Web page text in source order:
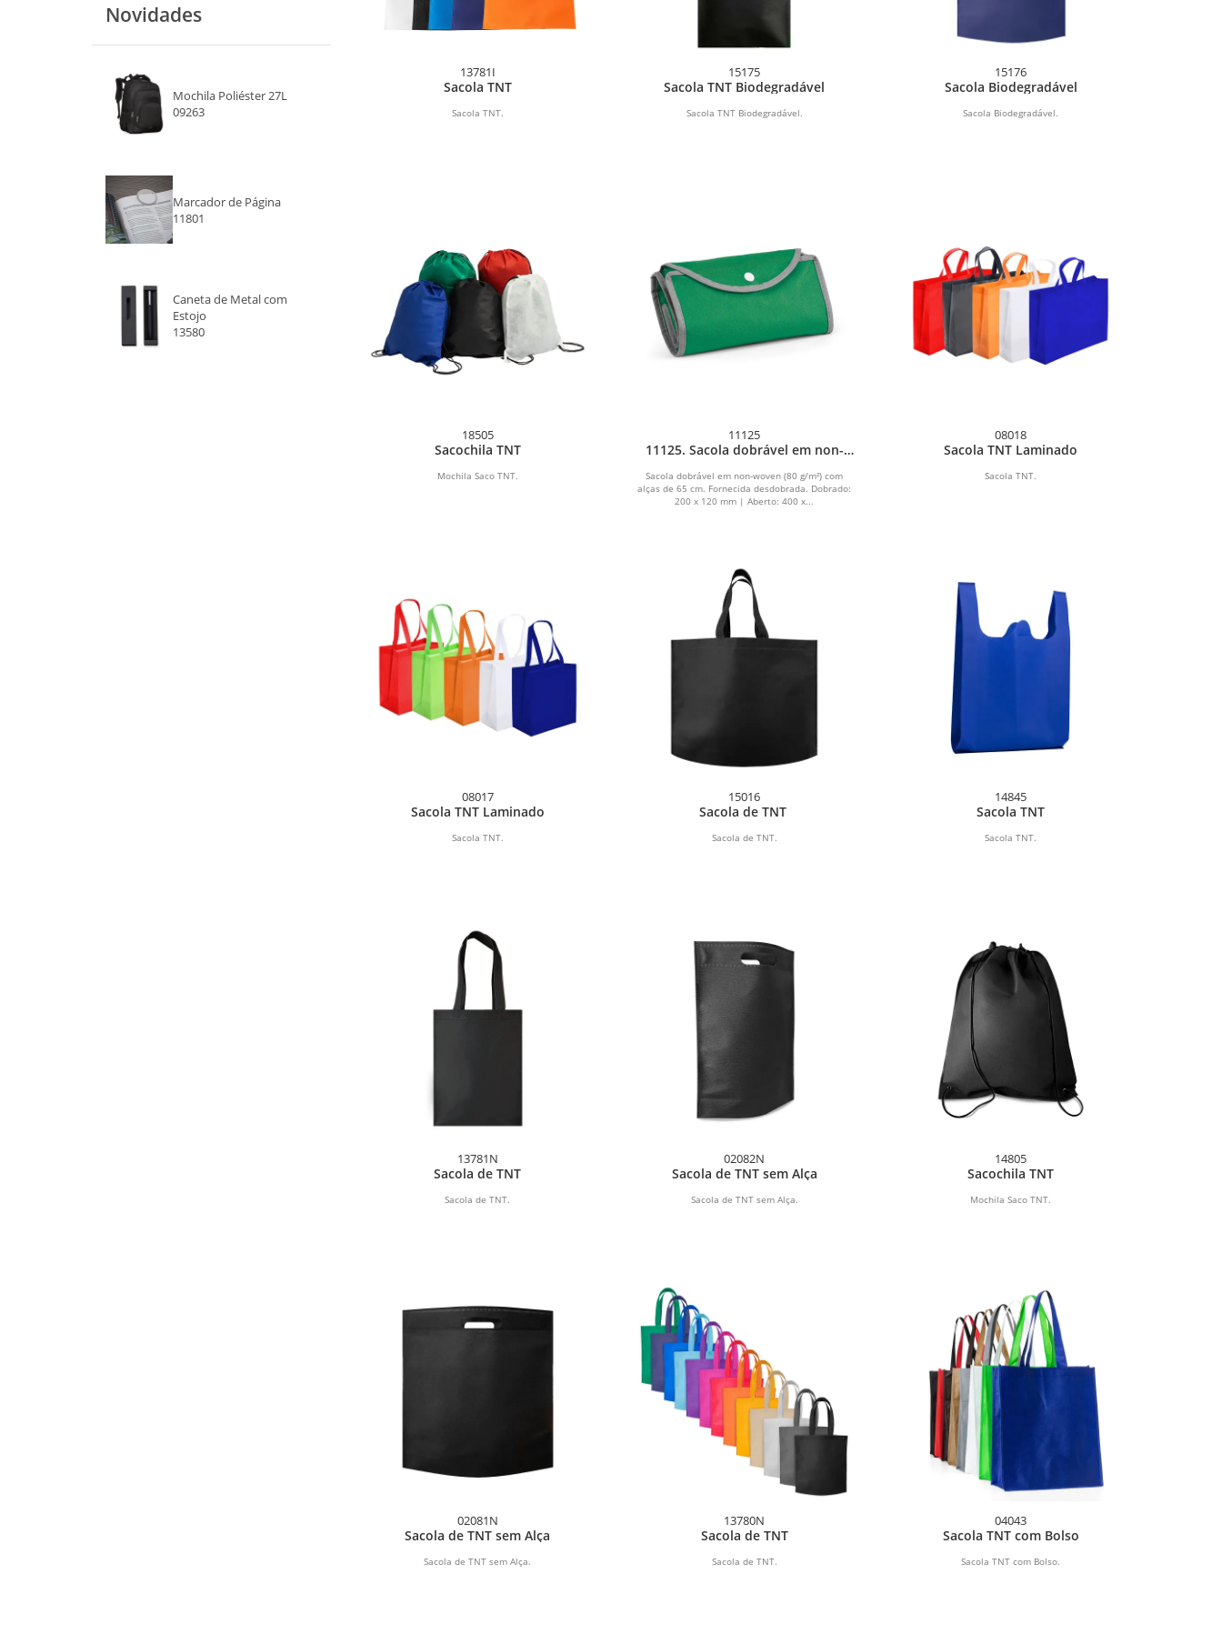
VERDE
PRATA
ROXO
ROSA
CINZA
MARROM
Novidades
Mochila Poliéster 27L
09263
Marcador de Página
11801
Caneta de Metal com
Estojo
13580
13781I
Sacola TNT
Sacola TNT.
15175
Sacola TNT Biodegradável
Sacola TNT Biodegradável.
15176
Sacola Biodegradável
Sacola Biodegradável.
18505
Sacochila TNT
Mochila Saco TNT.
11125
11125. Sacola dobrável em non-
Sacola dobrável em non-woven (80 g/m²) com
alças de 65 cm. Fornecida desdobrada. Dobrado:
200 x 120 mm | Aberto: 400 x...
08018
Sacola TNT Laminado
Sacola TNT.
08017
Sacola TNT Laminado
Sacola TNT.
15016
Sacola de TNT
Sacola de TNT.
14845
Sacola TNT
Sacola TNT.
13781N
Sacola de TNT
Sacola de TNT.
02082N
Sacola de TNT sem Alça
Sacola de TNT sem Alça.
14805
Sacochila TNT
Mochila Saco TNT.
02081N
Sacola de TNT sem Alça
Sacola de TNT sem Alça.
13780N
Sacola de TNT
Sacola de TNT.
04043
Sacola TNT com Bolso
Sacola TNT com Bolso.